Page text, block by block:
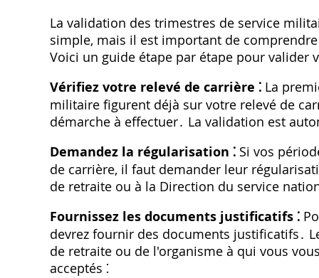
La validation des trimestres de service
simple, mais il est important de
Voici un guide étape par étape pour valider
Vérifiez votre relevé de carrière ⁚ La
militaire figurent déjà sur votre relevé de
démarche à effectuer․ La validation est
Demandez la régularisation ⁚ Si vos
de carrière, il faut demander leur
de retraite ou à la Direction du service
Fournissez les documents justificatifs ⁚
devrez fournir des documents justificatifs․
de retraite ou de l'organisme à qui vous
acceptés ⁚